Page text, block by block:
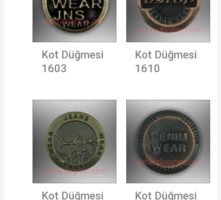
Kot Düğmesi
1603
Kot Düğmesi
1610
Kot Düğmesi Kot Düğmesi